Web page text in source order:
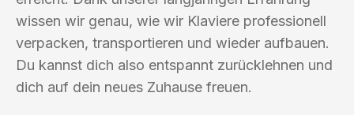
wissen wir genau, wie wir Klaviere professionell
verpacken, transportieren und wieder aufbauen.
Du kannst dich also entspannt zurücklehnen und
dich auf dein neues Zuhause freuen.